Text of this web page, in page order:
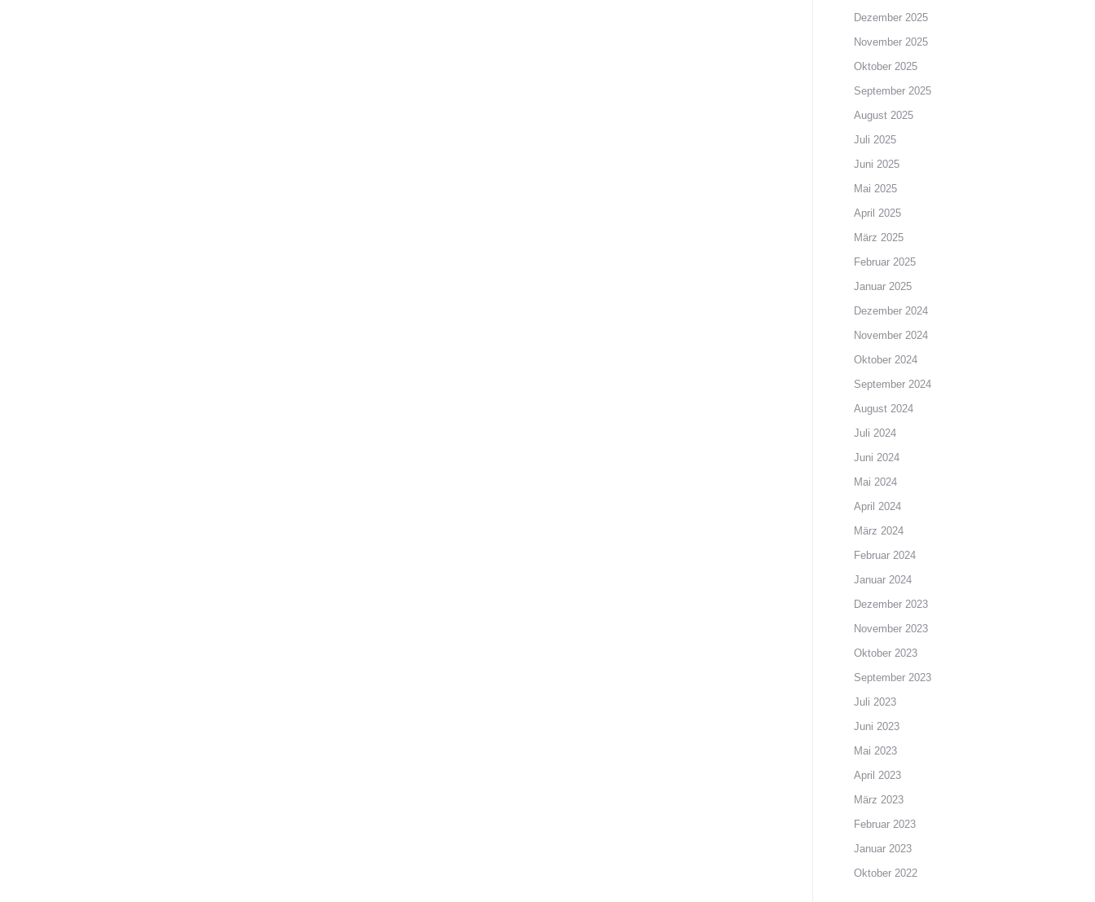
Dezember 2025
November 2025
Oktober 2025
September 2025
August 2025
Juli 2025
Juni 2025
Mai 2025
April 2025
März 2025
Februar 2025
Januar 2025
Dezember 2024
November 2024
Oktober 2024
September 2024
August 2024
Juli 2024
Juni 2024
Mai 2024
April 2024
März 2024
Februar 2024
Januar 2024
Dezember 2023
November 2023
Oktober 2023
September 2023
Juli 2023
Juni 2023
Mai 2023
April 2023
März 2023
Februar 2023
Januar 2023
Oktober 2022